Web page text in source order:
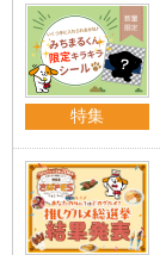
特集